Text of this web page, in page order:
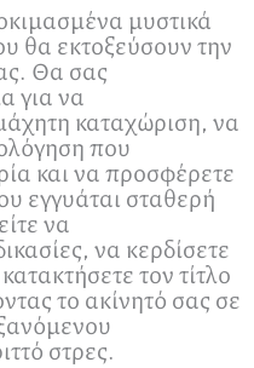
μυστικά
θα εκτοξεύσουν την
Θα σας
για να
καταχώριση, να
που
και να προσφέρετε
εγγυάται σταθερή
να
να κερδίσετε
τον τίτλο
το ακίνητό σας σε
στρες.